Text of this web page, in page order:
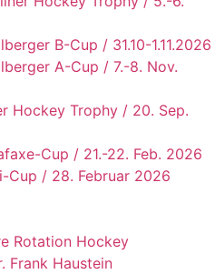
B-Cup / 31.10-1.11.2026
A-Cup / 7.-8. Nov.
Hockey Trophy / 20. Sep.
Cup / 21.-22. Feb. 2026
Cup / 28. Februar 2026
Rotation Hockey
Frank Haustein